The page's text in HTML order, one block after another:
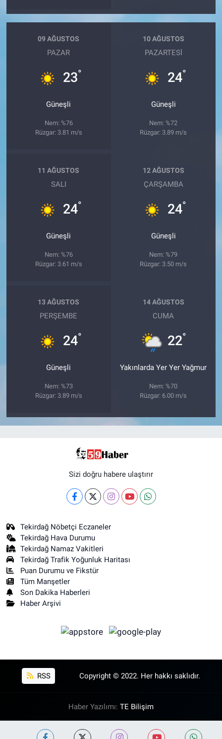
09 AĞUSTOS
PAZAR
23°
Güneşli
Nem: %76
Rüzgar: 3.81 m/s
10 AĞUSTOS
PAZARTESI
24°
Güneşli
Nem: %72
Rüzgar: 3.89 m/s
11 AĞUSTOS
SALI
24°
Güneşli
Nem: %76
Rüzgar: 3.61 m/s
12 AĞUSTOS
ÇARŞAMBA
24°
Güneşli
Nem: %79
Rüzgar: 3.50 m/s
13 AĞUSTOS
PERŞEMBE
24°
Güneşli
Nem: %73
Rüzgar: 3.89 m/s
14 AĞUSTOS
CUMA
22°
Yakınlarda Yer Yer Yağmur
Nem: %70
Rüzgar: 6.00 m/s
Sizi doğru habere ulaştırır
Tekirdağ Nöbetçi Eczaneler
Tekirdağ Hava Durumu
Tekirdağ Namaz Vakitleri
Tekirdağ Trafik Yoğunluk Haritası
Puan Durumu ve Fikstür
Tüm Manşetler
Son Dakika Haberleri
Haber Arşivi
RSS Copyright © 2022. Her hakkı saklıdır.
Haber Yazılımı: TE Bilişim